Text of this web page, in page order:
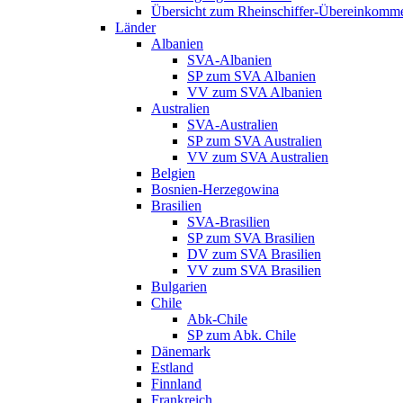
Übersicht zum Rheinschiffer-
Länder
Albanien
SVA-Albanien
SP zum SVA Albanien
VV zum SVA Albanien
Australien
SVA-Australien
SP zum SVA Australien
VV zum SVA Australien
Belgien
Bosnien-Herzegowina
Brasilien
SVA-Brasilien
SP zum SVA Brasilien
DV zum SVA Brasilien
VV zum SVA Brasilien
Bulgarien
Chile
Abk-Chile
SP zum Abk. Chile
Dänemark
Estland
Finnland
Frankreich